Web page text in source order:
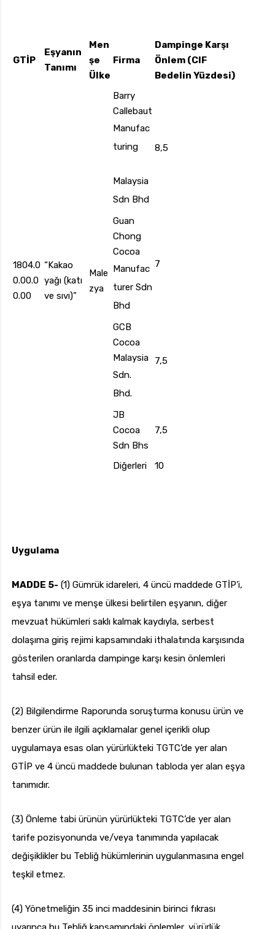
GTİP
Eşyanın
Tanımı
Men
şe
Ülke
Firma
Dampinge Karşı
Önlem (CIF
Bedelin Yüzdesi)
1804.0
0.00.0
0.00
“Kakao
yağı (katı
ve sıvı)”
Male
zya
Barry
Callebaut
Manufac
turing
Malaysia
Sdn Bhd
8,5
Guan
Chong
Cocoa
Manufac
turer Sdn
Bhd
7
GCB
Cocoa
Malaysia
Sdn.
Bhd.
7,5
JB
Cocoa
Sdn Bhs
7,5
Diğerleri 10
Uygulama
MADDE 5- (1) Gümrük idareleri, 4 üncü maddede GTİP’i,
eşya tanımı ve menşe ülkesi belirtilen eşyanın, diğer
mevzuat hükümleri saklı kalmak kaydıyla, serbest
dolaşıma giriş rejimi kapsamındaki ithalatında karşısında
gösterilen oranlarda dampinge karşı kesin önlemleri
tahsil eder.
(2) Bilgilendirme Raporunda soruşturma konusu ürün ve
benzer ürün ile ilgili açıklamalar genel içerikli olup
uygulamaya esas olan yürürlükteki TGTC’de yer alan
GTİP ve 4 üncü maddede bulunan tabloda yer alan eşya
tanımıdır.
(3) Önleme tabi ürünün yürürlükteki TGTC’de yer alan
tarife pozisyonunda ve/veya tanımında yapılacak
değişiklikler bu Tebliğ hükümlerinin uygulanmasına engel
teşkil etmez.
(4) Yönetmeliğin 35 inci maddesinin birinci fıkrası